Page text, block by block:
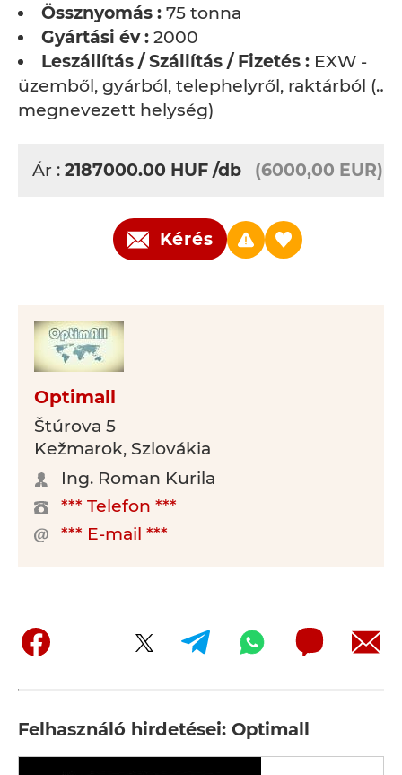
Össznyomás : 75 tonna
Gyártási év : 2000
Leszállítás / Szállítás / Fizetés : EXW -
üzemből, gyárból, telephelyről, raktárból (…
megnevezett helység)
Ár : 2187000.00 HUF /db (6000,00 EUR)
Kérés
Optimall
Štúrova 5
Kežmarok, Szlovákia
Ing. Roman Kurila
*** Telefon ***
*** E-mail ***
Felhasználó hirdetései: Optimall